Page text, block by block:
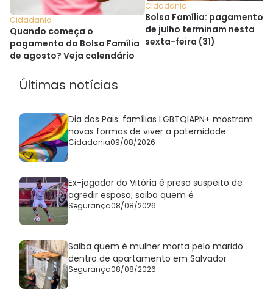
Cidadania
Quando começa o
pagamento do Bolsa Família
de agosto? Veja calendário
Cidadania
Bolsa Família: pagamentos
de julho terminam nesta
sexta-feira (31)
Últimas notícias
Dia dos Pais: famílias LGBTQIAPN+ mostram
novas formas de viver a paternidade
Cidadania09/08/2026
Ex-jogador do Vitória é preso suspeito de
agredir esposa; saiba quem é
Segurança08/08/2026
Saiba quem é mulher morta pelo marido
dentro de apartamento em Salvador
Segurança08/08/2026